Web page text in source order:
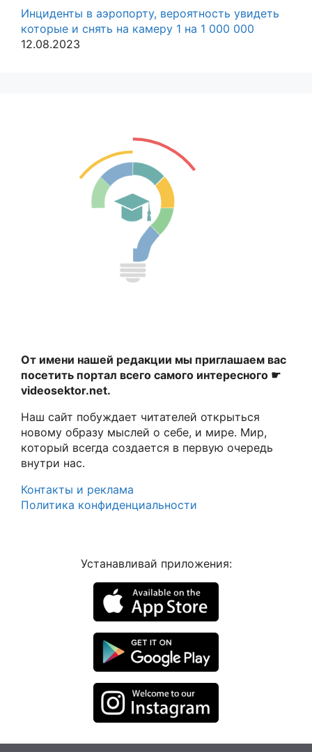
Инциденты в аэропорту, вероятность увидеть
которые и снять на камеру 1 на 1 000 000
12.08.2023
От имени нашей редакции мы приглашаем вас
посетить портал всего самого интересного ☛
videosektor.net.
Наш сайт побуждает читателей открыться
новому образу мыслей о себе, и мире. Мир,
который всегда создается в первую очередь
внутри нас.
Контакты и реклама
Политика конфиденциальности
Устанавливай приложения: